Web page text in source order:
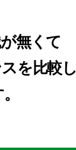
無くて
を比較し